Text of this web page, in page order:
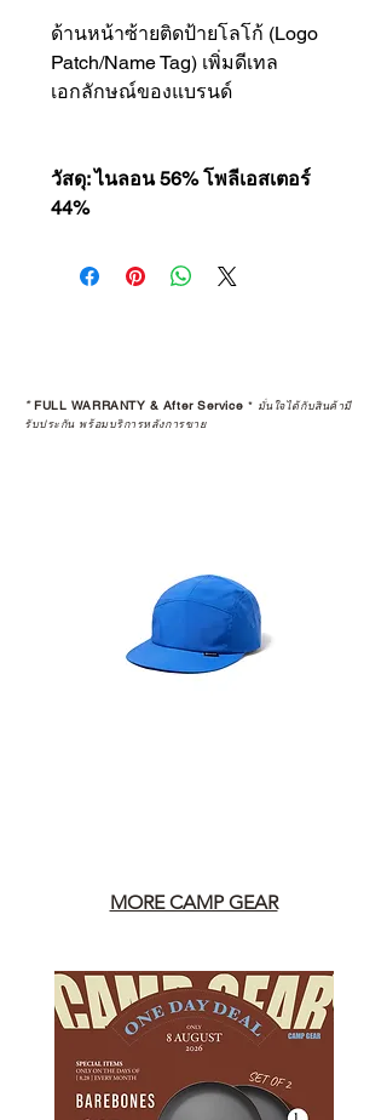
ด้านหน้าซ้ายติดป้ายโลโก้ (Logo
Patch/Name Tag) เพิ่มดีเทล
เอกลักษณ์ของแบรนด์
วัสดุ: ไนลอน 56% โพลีเอสเตอร์
44%
*FULL WARRANTY & After Service * มั่นใจได้กับสินค้ามี
รับประกัน พร้อมบริการหลังการขาย
MORE CAMP GEAR